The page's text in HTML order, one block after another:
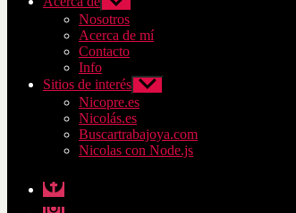
el
submenú
Nosotros
Acerca de mí
Contacto
Info
Sitios de interés Mostrar
el
submenú
Nicopre.es
Nicolás.es
Buscartrabajoya.com
Nicolas con Node.js
Facebook
Instagram